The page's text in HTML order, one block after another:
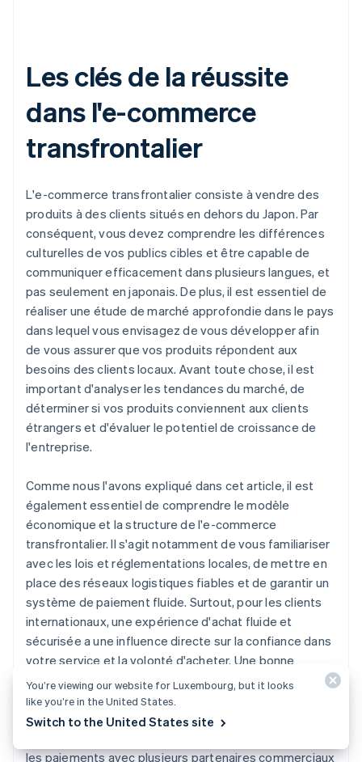
Les clés de la réussite
dans l'e-commerce
transfrontalier
L'e-commerce transfrontalier consiste à vendre des
produits à des clients situés en dehors du Japon. Par
conséquent, vous devez comprendre les différences
culturelles de vos publics cibles et être capable de
communiquer efficacement dans plusieurs langues, et
pas seulement en japonais. De plus, il est essentiel de
réaliser une étude de marché approfondie dans le pays
dans lequel vous envisagez de vous développer afin
de vous assurer que vos produits répondent aux
besoins des clients locaux. Avant toute chose, il est
important d'analyser les tendances du marché, de
déterminer si vos produits conviennent aux clients
étrangers et d'évaluer le potentiel de croissance de
l'entreprise.
Comme nous l'avons expliqué dans cet article, il est
également essentiel de comprendre le modèle
économique et la structure de l'e-commerce
transfrontalier. Il s'agit notamment de vous familiariser
avec les lois et réglementations locales, de mettre en
place des réseaux logistiques fiables et de garantir un
système de paiement fluide. Surtout, pour les clients
internationaux, une expérience d'achat fluide et
sécurisée a une influence directe sur la confiance dans
votre service et la volonté d'acheter. Une bonne
préparation dans ces domaines est la clé de la
réussite.
les paiements avec plusieurs partenaires commerciaux
You’re viewing our website for Luxembourg, but it looks
like you’re in the United States.
Switch to the United States site